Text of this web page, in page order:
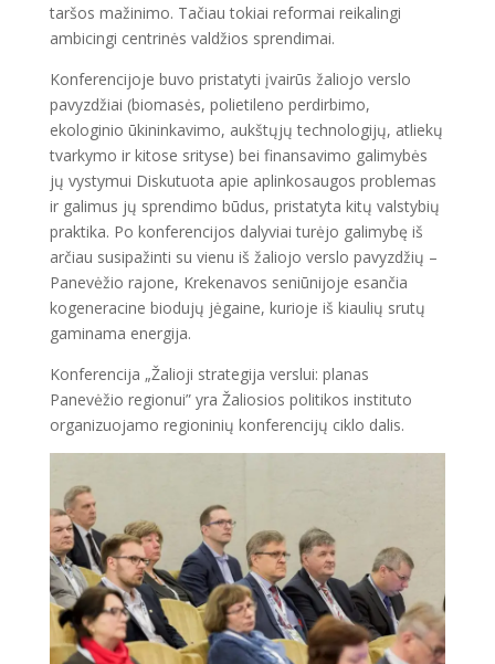
taršos mažinimo. Tačiau tokiai reformai reikalingi
ambicingi centrinės valdžios sprendimai.
Konferencijoje buvo pristatyti įvairūs žaliojo verslo
pavyzdžiai (biomasės, polietileno perdirbimo,
ekologinio ūkininkavimo, aukštųjų technologijų, atliekų
tvarkymo ir kitose srityse) bei finansavimo galimybės
jų vystymui Diskutuota apie aplinkosaugos problemas
ir galimus jų sprendimo būdus, pristatyta kitų valstybių
praktika. Po konferencijos dalyviai turėjo galimybę iš
arčiau susipažinti su vienu iš žaliojo verslo pavyzdžių –
Panevėžio rajone, Krekenavos seniūnijoje esančia
kogeneracine biodujų jėgaine, kurioje iš kiaulių srutų
gaminama energija.
Konferencija „Žalioji strategija verslui: planas
Panevėžio regionui” yra Žaliosios politikos instituto
organizuojamo regioninių konferencijų ciklo dalis.